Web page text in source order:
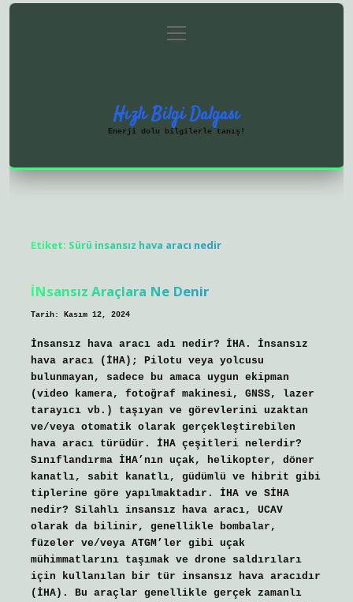
Gizlilik Politikası
menüyü
aç
Hızlı Bilgi Dalgası
Enerji dolu bilgilerle tanış!
Etiket: Sürü insansız hava aracı nedir
İNsansız Araçlara Ne Denir
Tarih: Kasım 12, 2024
İnsansız hava aracı adı nedir? İHA. İnsansız
hava aracı (İHA); Pilotu veya yolcusu
bulunmayan, sadece bu amaca uygun ekipman
(video kamera, fotoğraf makinesi, GNSS, lazer
tarayıcı vb.) taşıyan ve görevlerini uzaktan
ve/veya otomatik olarak gerçekleştirebilen
hava aracı türüdür. İHA çeşitleri nelerdir?
Sınıflandırma İHA’nın uçak, helikopter, döner
kanatlı, sabit kanatlı, güdümlü ve hibrit gibi
tiplerine göre yapılmaktadır. İHA ve SİHA
nedir? Silahlı insansız hava aracı, UCAV
olarak da bilinir, genellikle bombalar,
füzeler ve/veya ATGM’ler gibi uçak
mühimmatlarını taşımak ve drone saldırıları
için kullanılan bir tür insansız hava aracıdır
(İHA). Bu araçlar genellikle gerçek zamanlı